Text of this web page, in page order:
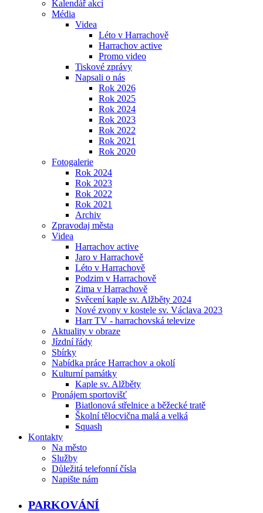
Kalendář akcí
Média
Videa
Léto v Harrachově
Harrachov active
Promo video
Tiskové zprávy
Napsali o nás
Rok 2026
Rok 2025
Rok 2024
Rok 2023
Rok 2022
Rok 2021
Rok 2020
Fotogalerie
Rok 2024
Rok 2023
Rok 2022
Rok 2021
Archiv
Zpravodaj města
Videa
Harrachov active
Jaro v Harrachově
Léto v Harrachově
Podzim v Harrachově
Zima v Harrachově
Svěcení kaple sv. Alžběty 2024
Nové zvony v kostele sv. Václava 2023
Harr TV - harrachovská televize
Aktuality v obraze
Jízdní řády
Sbírky
Nabídka práce Harrachov a okolí
Kulturní památky
Kaple sv. Alžběty
Pronájem sportovišť
Biatlonová střelnice a běžecké tratě
Školní tělocvična malá a velká
Squash
Kontakty
Na město
Služby
Důležitá telefonní čísla
Napište nám
PARKOVÁNÍ